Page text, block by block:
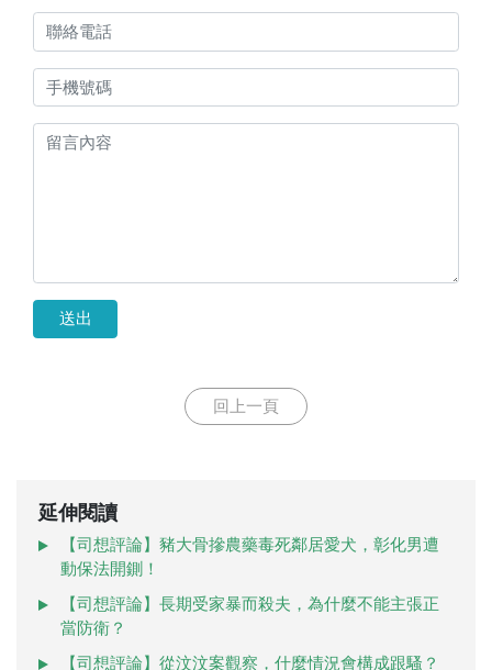
送出
回上一頁
延伸閱讀
【司想評論】豬大骨摻農藥毒死鄰居愛犬，彰化男遭
動保法開鍘！
【司想評論】長期受家暴而殺夫，為什麼不能主張正
當防衛？
【司想評論】從汶汶案觀察，什麼情況會構成跟騷？